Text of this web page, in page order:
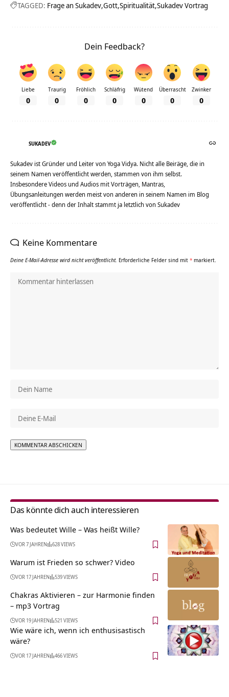
TAGGED: Frage an Sukadev Gott Spiritualität Sukadev Vortrag
Dein Feedback?
Liebe
0
Traurig
0
Fröhlich
0
Schläfrig
0
Wütend
0
Überrascht
0
Zwinker
0
SUKADEV
Sukadev ist Gründer und Leiter von Yoga Vidya. Nicht alle Beiräge, die in
seinem Namen veröffentlicht werden, stammen von ihm selbst.
Insbesondere Videos und Audios mit Vorträgen, Mantras,
Übungsanleitungen werden meist von anderen in seinem Namen im Blog
veröffentlicht - denn der Inhalt stammt ja letztlich von Sukadev
Keine Kommentare
Deine E-Mail-Adresse wird nicht veröffentlicht. Erforderliche Felder sind mit * markiert.
Das könnte dich auch interessieren
Was bedeutet Wille – Was heißt Wille?
VOR 7 JAHREN 628 VIEWS
Warum ist Frieden so schwer? Video
VOR 17 JAHREN 539 VIEWS
Chakras Aktivieren – zur Harmonie finden
– mp3 Vortrag
VOR 19 JAHREN 521 VIEWS
Wie wäre ich, wenn ich enthusisastisch
wäre?
VOR 17 JAHREN 466 VIEWS